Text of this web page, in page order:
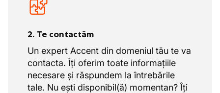
2. Te contactăm
Un expert Accent din domeniul tău te va
contacta. Îți oferim toate informațiile
necesare și răspundem la întrebările
tale. Nu ești disponibil(ă) momentan? Îți